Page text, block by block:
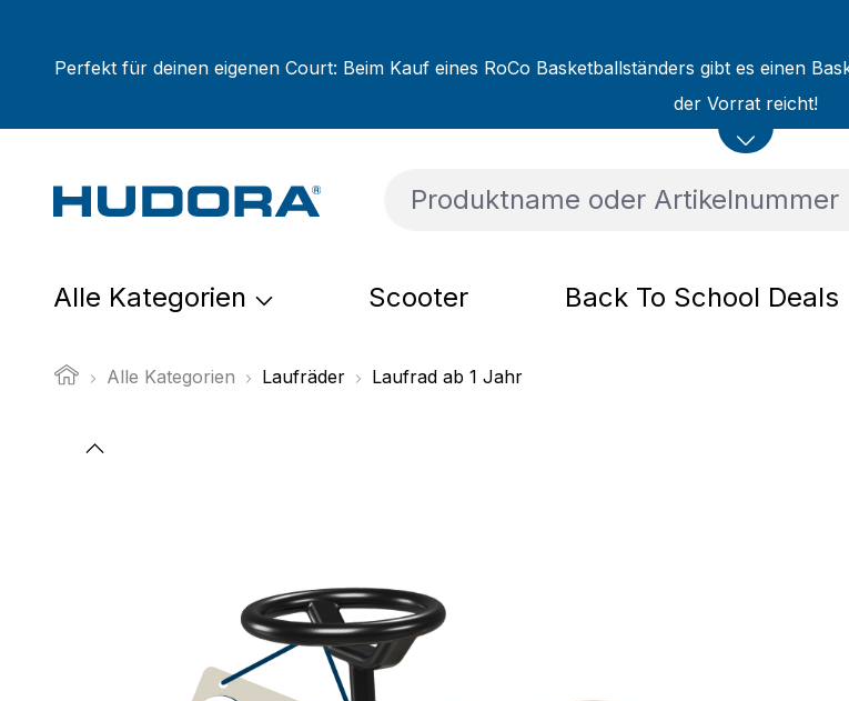
Perfekt für deinen eigenen Court: Beim Kauf eines RoCo Basketballständers gibt es einen
der Vorrat reicht!
Alle Kategorien Scooter Back To School Deals
Alle Kategorien Laufräder Laufrad ab 1 Jahr
Bildergalerie überspringen